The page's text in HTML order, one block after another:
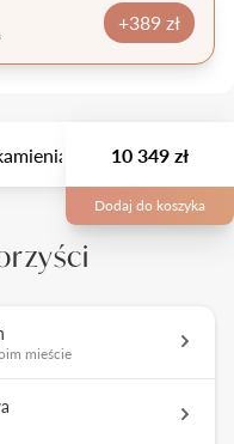
+389 zł
Opis
10 349 zł
Dodaj do koszyka
mieście